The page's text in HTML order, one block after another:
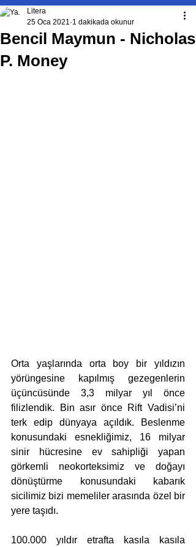
Bencil Maymun - Nicholas
P. Money
Litera
25 Oca 2021 1 dakikada okunur
Orta yaşlarında orta boy bir yıldızın
yörüngesine kapılmış gezegenlerin
üçüncüsünde 3,3 milyar yıl önce
filizlendik. Bin asır önce Rift Vadisi’ni
terk edip dünyaya açıldık. Beslenme
konusundaki esnekliğimiz, 16 milyar
sinir hücresine ev sahipliği yapan
görkemli neokorteksimiz ve doğayı
dönüştürme konusundaki kabarık
sicilimiz bizi memeliler arasında özel bir
yere taşıdı.
100.000 yıldır etrafta kasıla kasıla